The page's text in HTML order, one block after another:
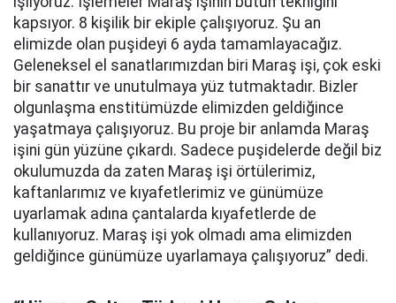
kapsıyor. 8 kişilik bir ekiple çalışıyoruz. Şu an
elimizde olan puşideyi 6 ayda tamamlayacağız.
Geleneksel el sanatlarımızdan biri Maraş işi, çok eski
bir sanattır ve unutulmaya yüz tutmaktadır. Bizler
olgunlaşma enstitümüzde elimizden geldiğince
yaşatmaya çalışıyoruz. Bu proje bir anlamda Maraş
işini gün yüzüne çıkardı. Sadece puşidelerde değil biz
okulumuzda da zaten Maraş işi örtülerimiz,
kaftanlarımız ve kıyafetlerimiz ve günümüze
uyarlamak adına çantalarda kıyafetlerde de
kullanıyoruz. Maraş işi yok olmadı ama elimizden
geldiğince günümüze uyarlamaya çalışıyoruz” dedi.